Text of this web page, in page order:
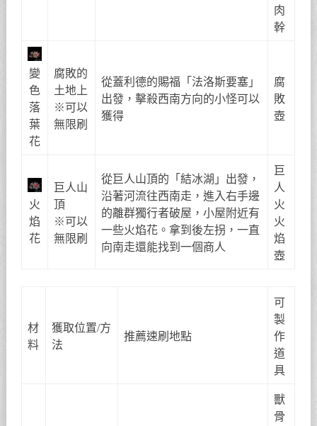
肉
幹
變
色
落
葉
花
腐敗的
土地上
※可以
無限刷
從蓋利德的賜福「法洛斯要塞」
出發，擊殺西南方向的小怪可以
獲得
腐
敗
壺
火
焰
花
巨人山
頂
※可以
無限刷
從巨人山頂的「結冰湖」出發，
沿著河流往西南走，進入右手邊
的離群獨行者破屋，小屋附近有
一些火焰花。拿到後左拐，一直
向南走還能找到一個商人
巨
人
火
火
焰
壺
材
料
獲取位置/方
法
推薦速刷地點
可
製
作
道
具
獸
骨